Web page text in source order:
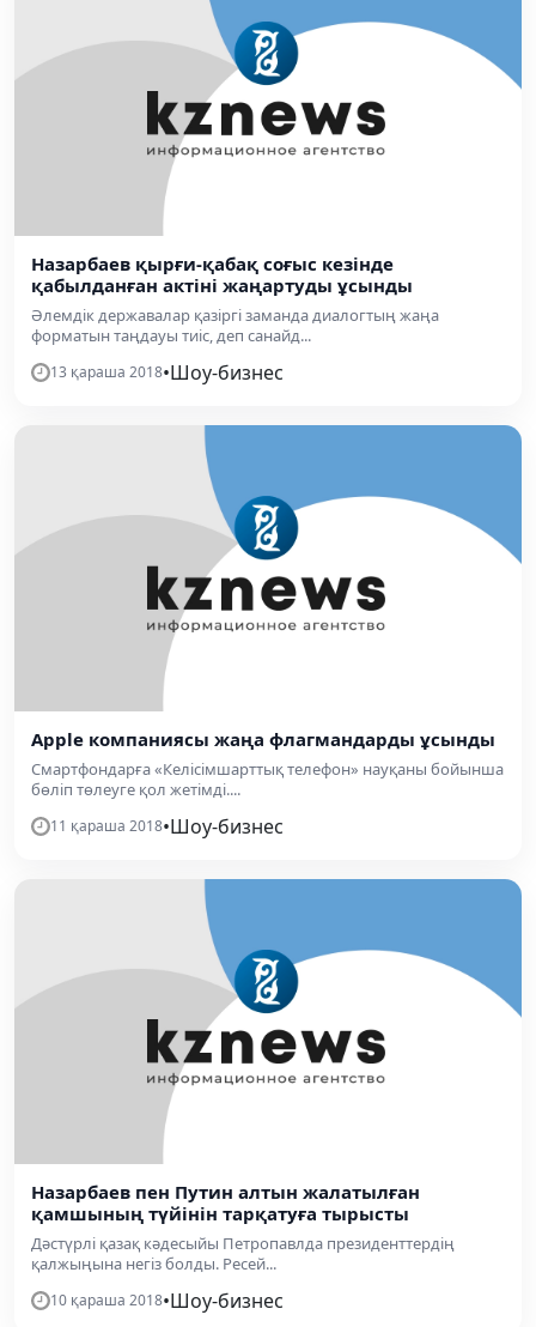
Назарбаев қырғи-қабақ соғыс кезінде
қабылданған актіні жаңартуды ұсынды
Әлемдік державалар қазіргі заманда диалогтың жаңа
форматын таңдауы тиіс, деп санайд...
13 қараша 2018•Шоу-бизнес
Apple компаниясы жаңа флагмандарды ұсынды
Смартфондарға «Келісімшарттық телефон» науқаны бойынша
бөліп төлеуге қол жетімді....
11 қараша 2018•Шоу-бизнес
Назарбаев пен Путин алтын жалатылған
қамшының түйінін тарқатуға тырысты
Дәстүрлі қазақ кәдесыйы Петропавлда президенттердің
қалжыңына негіз болды. Ресей...
10 қараша 2018•Шоу-бизнес